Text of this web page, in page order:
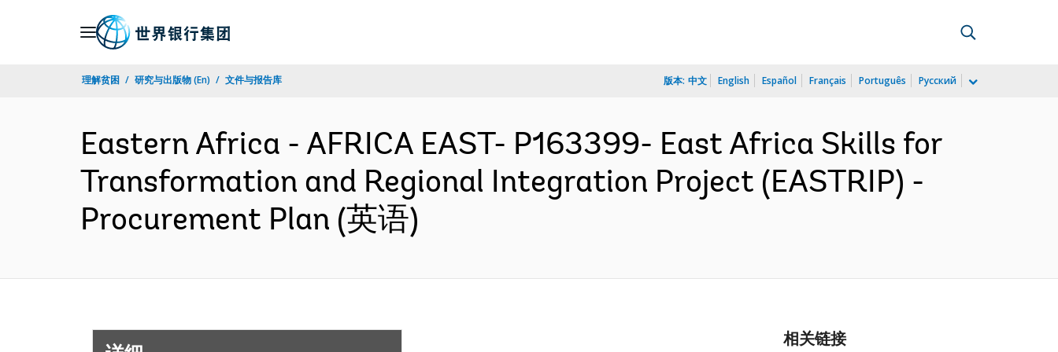
理解贫困 研究与出版物 (En) 文件与报告库 版本: 中文 English Español Français Português Русский
Eastern Africa - AFRICA EAST- P163399- East Africa Skills for
Transformation and Regional Integration Project (EASTRIP) -
Procurement Plan (英语)
相关链接